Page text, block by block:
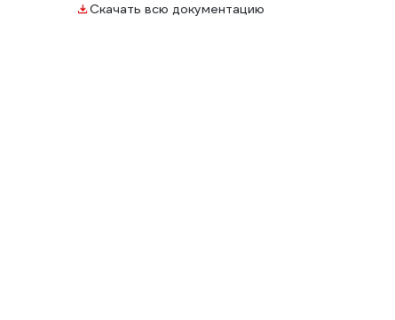
Скачать всю документацию